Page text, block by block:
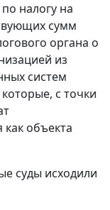
налогу на
сумм
органа о
из
систем
с точки
объекта
суды исходили